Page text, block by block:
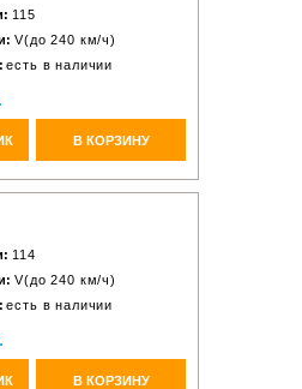
115
V(до 240 км/ч)
есть в наличии
В КОРЗИНУ
114
V(до 240 км/ч)
есть в наличии
В КОРЗИНУ